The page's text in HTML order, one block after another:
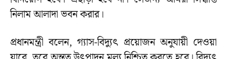
নিলাম আলাদা ভবন করার।
প্রধানমন্ত্রী বলেন, গ্যাস-বিদ্যুৎ প্রয়োজন অনুযায়ী দেওয়া